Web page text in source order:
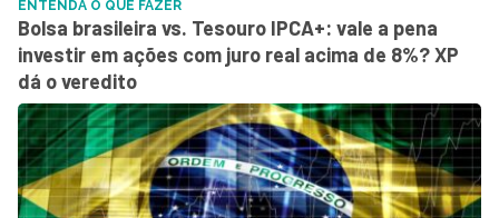
ENTENDA O QUE FAZER
Bolsa brasileira vs. Tesouro IPCA+: vale a pena
investir em ações com juro real acima de 8%? XP
dá o veredito